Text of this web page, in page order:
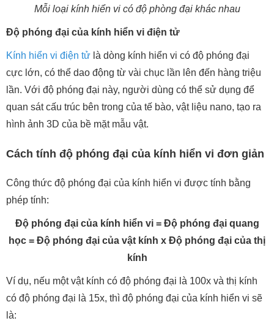
Mỗi loại kính hiển vi có độ phòng đại khác nhau
Độ phóng đại của kính hiển vi điện tử
Kính hiển vi điện tử là dòng kính hiển vi có độ phóng đại
cực lớn, có thể dao động từ vài chục lần lên đến hàng triệu
lần. Với độ phóng đại này, người dùng có thể sử dụng để
quan sát cấu trúc bên trong của tế bào, vật liệu nano, tạo ra
hình ảnh 3D của bề mặt mẫu vật.
Cách tính độ phóng đại của kính hiển vi đơn giản
Công thức độ phóng đại của kính hiển vi được tính bằng
phép tính:
Độ phóng đại của kính hiển vi = Độ phóng đại quang
học = Độ phóng đại của vật kính x Độ phóng đại của thị
kính
Ví dụ, nếu một vật kính có độ phóng đại là 100x và thị kính
có độ phóng đại là 15x, thì độ phóng đại của kính hiển vi sẽ
là: